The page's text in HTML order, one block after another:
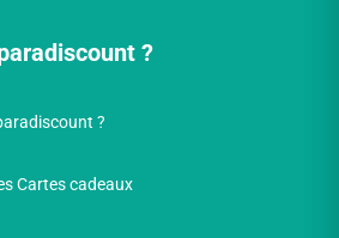
?
?
Cartes cadeaux